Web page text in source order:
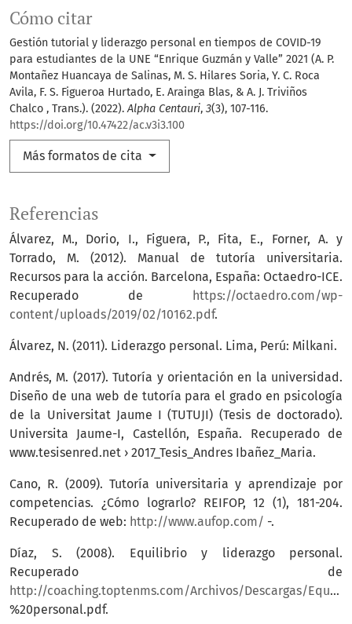
Cómo citar
Gestión tutorial y liderazgo personal en tiempos de COVID-19
para estudiantes de la UNE “Enrique Guzmán y Valle” 2021 (A. P.
Montañez Huancaya de Salinas, M. S. Hilares Soria, Y. C. Roca
Avila, F. S. Figueroa Hurtado, E. Arainga Blas, & A. J. Triviños
Chalco , Trans.). (2022).Alpha Centauri, 3(3), 107-116.
https://doi.org/10.47422/ac.v3i3.100
Más formatos de cita
Referencias
Álvarez, M., Dorio, I., Figuera, P., Fita, E., Forner, A. y
Torrado, M. (2012). Manual de tutoría universitaria.
Recursos para la acción. Barcelona, España: Octaedro-ICE.
Recuperado de
https://octaedro.com/wp-
content/uploads/2019/02/10162.pdf.
Álvarez, N. (2011). Liderazgo personal. Lima, Perú: Milkani.
Andrés, M. (2017). Tutoría y orientación en la universidad.
Diseño de una web de tutoría para el grado en psicología
de la Universitat Jaume I (TUTUJI) (Tesis de doctorado).
Universita Jaume-I, Castellón, España. Recuperado de
www.tesisenred.net › 2017_Tesis_Andres Ibañez_Maria.
Cano, R. (2009). Tutoría universitaria y aprendizaje por
competencias. ¿Cómo lograrlo? REIFOP, 12 (1), 181-204.
Recuperado de web: http://www.aufop.com/ -.
Díaz, S. (2008). Equilibrio y liderazgo personal.
Recuperado de
http://coaching.toptenms.com/Archivos/Descargas/EquilibrioyLiderazgo
%20personal.pdf.